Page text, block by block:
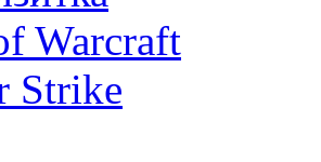
Warcraft
Strike